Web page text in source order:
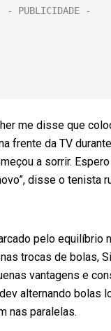
me disse que
frente da TV
a sorrir.
disse o tenista
pelo equilíbrio
trocas de bolas,
vantagens e
alternando bolas
nas paralelas.